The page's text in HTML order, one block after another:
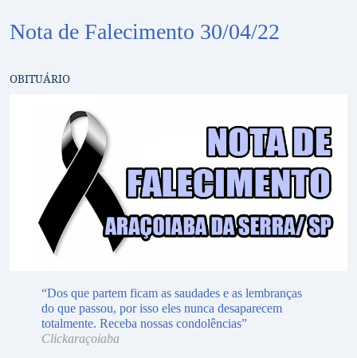
Nota de Falecimento 30/04/22
OBITUÁRIO
“Dos que partem ficam as saudades e as lembranças
do que passou, por isso eles nunca desaparecem
totalmente. Receba nossas condolências”
Clickaraçoiaba